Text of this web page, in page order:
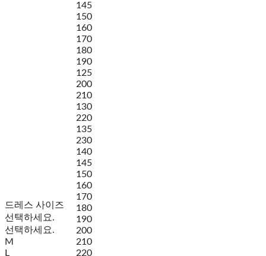
드레스 사이즈
선택하세요.
선택하세요.
M
L
145
150
160
170
180
190
125
200
210
130
220
135
230
140
145
150
160
170
180
190
200
210
220